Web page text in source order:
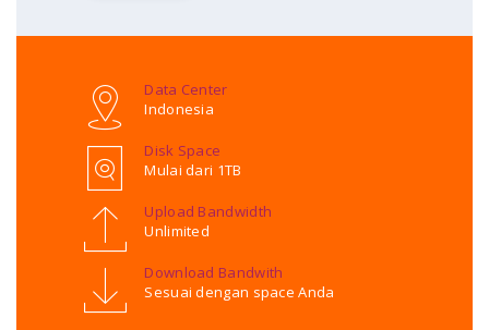
Data Center
Indonesia
Disk Space
Mulai dari 1TB
Upload Bandwidth
Unlimited
Download Bandwith
Sesuai dengan space Anda